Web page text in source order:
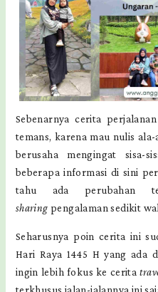
Sebenarnya cerita
temans, karena mau nulis ala-
berusaha mengingat sisa-
beberapa informasi di sini
tahu ada perubahan
sharing pengalaman sedikit
Seharusnya poin cerita ini
Hari Raya 1445 H yang ada
ingin lebih fokus ke cerita